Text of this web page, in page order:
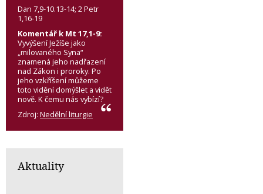
Dan 7,9-10.13-14; 2 Petr
1,16-19
Komentář k Mt 17,1-9:
Vyvýšení Ježíše jako
„milovaného Syna“
znamená jeho nadřazení
nad Zákon i proroky. Po
jeho vzkříšení můžeme
toto vidění domýšlet a vidět
nově. K čemu nás vybízí?
Zdroj: Nedělní liturgie
Aktuality